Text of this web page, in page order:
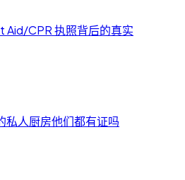
Aid/CPR 执照背后的真实
私人厨房他们都有证吗